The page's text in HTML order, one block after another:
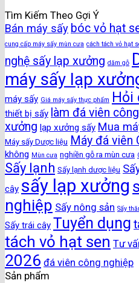
Tìm Kiếm Theo Gợi Ý
Bán máy sấy bóc vỏ hạt
cung cấp máy sấy mùn cưa cách tách vỏ hạt
nghệ sấy lạp xưởng dăm gỗ
máy sấy lạp
máy sấy Giá máy sấy thực phẩm Hỏi
thiết bị sấy làm đá viên
xưởng lạp xưởng sấy Mua
Máy sấy Dược liệu Máy đá viên
không Mùn cưa nghiền gỗ ra mùn cưa
Sấy lạnh Sấy lạnh dược liệu
cây sấy lạp xưởng
nghiệp Sấy nông sản Sấy
Sấy trái cây Tuyển dụng
tách vỏ hạt sen Tư
2026 đá viên công nghiệp
Sản phẩm